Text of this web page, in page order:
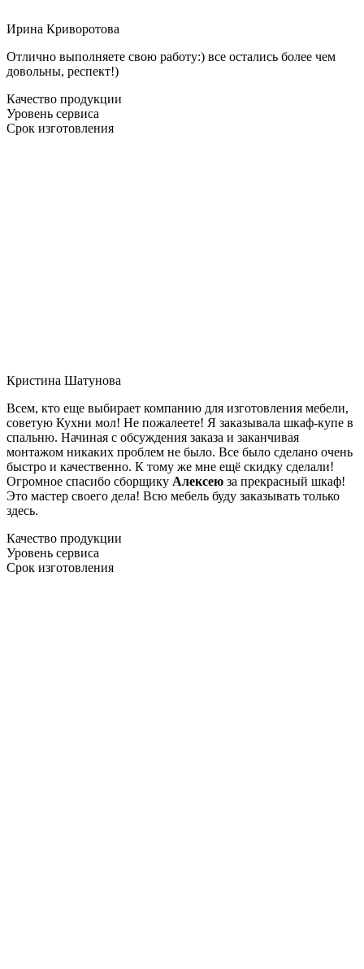
Ирина Криворотова
Отлично выполняете свою работу:) все остались более чем
довольны, респект!)
Качество продукции
Уровень сервиса
Срок изготовления
Кристина Шатунова
Всем, кто еще выбирает компанию для изготовления мебели,
советую Кухни мол! Не пожалеете! Я заказывала шкаф-купе в
спальню. Начиная с обсуждения заказа и заканчивая
монтажом никаких проблем не было. Все было сделано очень
быстро и качественно. К тому же мне ещё скидку сделали!
Огромное спасибо сборщику Алексею за прекрасный шкаф!
Это мастер своего дела! Всю мебель буду заказывать только
здесь.
Качество продукции
Уровень сервиса
Срок изготовления